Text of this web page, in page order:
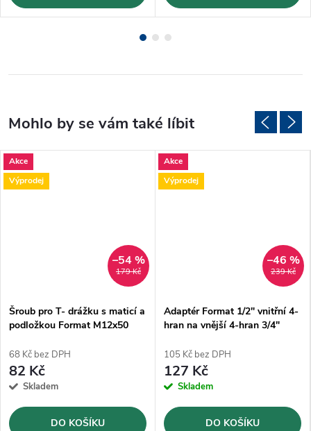
Akce
Výprodej
179 Kč
–54 %
Šroub pro T- drážku s maticí a
podložkou Format M12x50
KUSY
68 Kč bez DPH
82 Kč
Skladem
DO KOŠÍKU
Akce
Výprodej
239 Kč
–46 %
Adaptér Format 1/2" vnitřní 4-
hran na vnější 4-hran 3/4"
105 Kč bez DPH
127 Kč
Skladem
DO KOŠÍKU